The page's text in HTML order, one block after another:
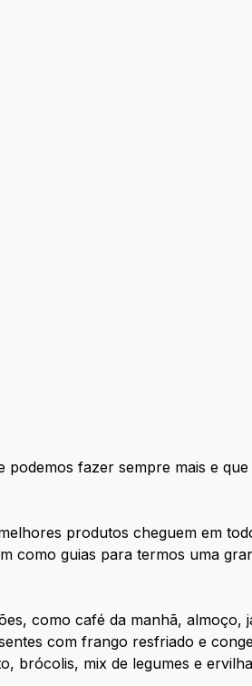
fazer sempre mais e
produtos cheguem em
como guias para termos uma
como café da manhã, almoço,
com frango resfriado e
brócolis, mix de legumes e